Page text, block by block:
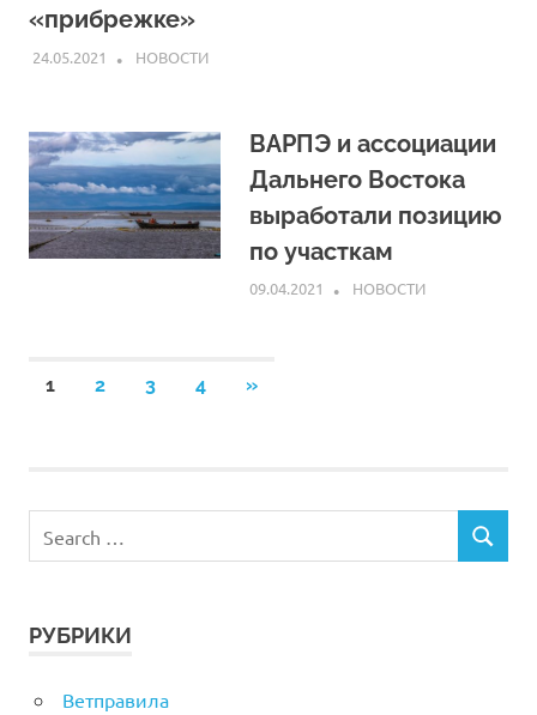
«прибрежке»
24.05.2021 ARPP
НОВОСТИ
ВАРПЭ и ассоциации
Дальнего Востока
выработали позицию
по участкам
09.04.2021 ARPP
НОВОСТИ
Навигация
1 2 3 4
NEXT
»
РУБРИКИ
Ветправила